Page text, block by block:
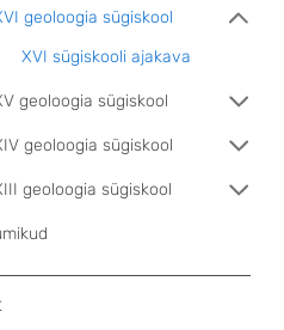
geoloogia sügiskool
XVI sügiskooli ajakava
geoloogia sügiskool
geoloogia sügiskool
geoloogia sügiskool